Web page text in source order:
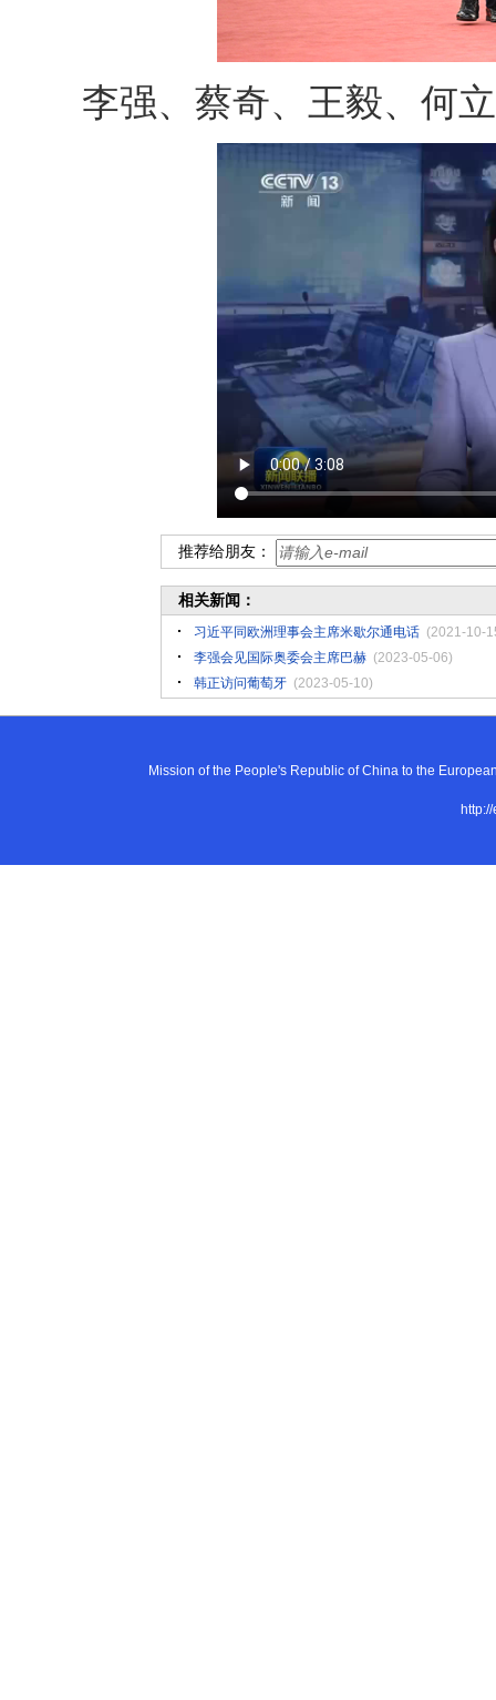
李强、蔡奇、王毅、何
推荐给朋友：
相关新闻：
习近平同欧洲理事会主席米歇尔通电话 (2021-10-
李强会见国际奥委会主席巴赫 (2023-05-06)
韩正访问葡萄牙 (2023-05-10)
Mission of the People's Republic of China to the